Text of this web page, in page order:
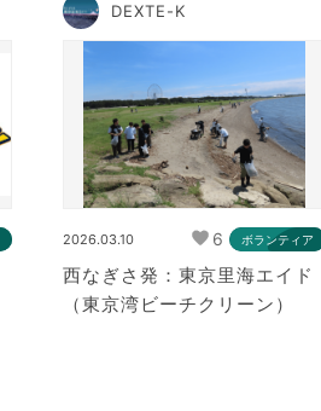
DEXTE-K
2026.03.10 6 ボランティア
西なぎさ発：東京里海エイド
（東京湾ビーチクリーン）